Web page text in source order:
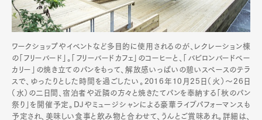
ワークショップやイベントなど多目的に使用されるのが、レクレーション棟
の「フリーバード」。「フリーバードカフェ」のコーヒーと、「バビロンバードベー
カリー」の焼き立てのパンをもって、解放感いっぱいの憩いスペースのテラ
スで、ゆったりとした時間を過ごしたい。2016年10月25日（火）～26日
（水）の二日間、宿泊者や近隣の方々と焼きたてパンを奉納する「秋のパン
祭り」を開催予定。DJやミュージシャンによる豪華ライブパフォーマンスも
予定され、美味しい食事と飲み物と合わせて、うんとご賞味あれ。詳細は、